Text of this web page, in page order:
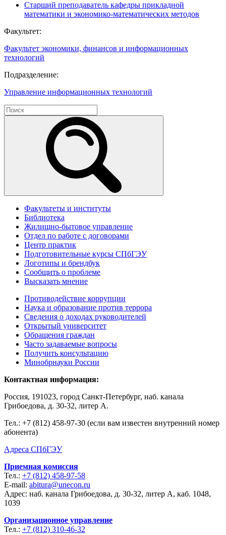
Старший преподаватель кафедры прикладной
математики и экономико-математических методов
Факультет:
Факультет экономики, финансов и информационных
технологий
Подразделение:
Управление информационных технологий
Факультеты и институты
Библиотека
Жилищно-бытовое управление
Отдел по работе с договорами
Центр практик
Подготовительные курсы СПбГЭУ
Логотипы и брендбук
Сообщить о проблеме
Высказать мнение
Противодействие коррупции
Наука и образование против террора
Сведения о доходах руководителей
Открытый университет
Обращения граждан
Часто задаваемые вопросы
Получить консультацию
Минобрнауки России
Контактная информация:
Россия, 191023, город Санкт-Петербург, наб. канала
Грибоедова, д. 30-32, литер А.
Тел.: +7 (812) 458-97-30 (если вам известен внутренний номер
абонента)
Адреса СПбГЭУ
Приемная комиссия
Тел.: +7 (812) 458-97-58
E-mail: abitura@unecon.ru
Адрес: наб. канала Грибоедова, д. 30-32, литер А, каб. 1048,
1039
Организационное управление
Тел.: +7 (812) 310-46-32